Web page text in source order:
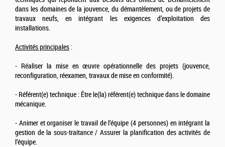
dans les domaines de la jouvence, du démantèlement, ou de projets de
travaux neufs, en intégrant les exigences d’exploitation des
installations.
Activités principales :
- Réaliser la mise en œuvre opérationnelle des projets (jouvence,
reconfiguration, réexamen, travaux de mise en conformité).
- Référent(e) technique : Être le(la) référent(e) technique dans le domaine
mécanique.
- Animer et organiser le travail de l’équipe (4 personnes) en intégrant la
gestion de la sous-traitance / Assurer la planification des activités de
l’équipe.